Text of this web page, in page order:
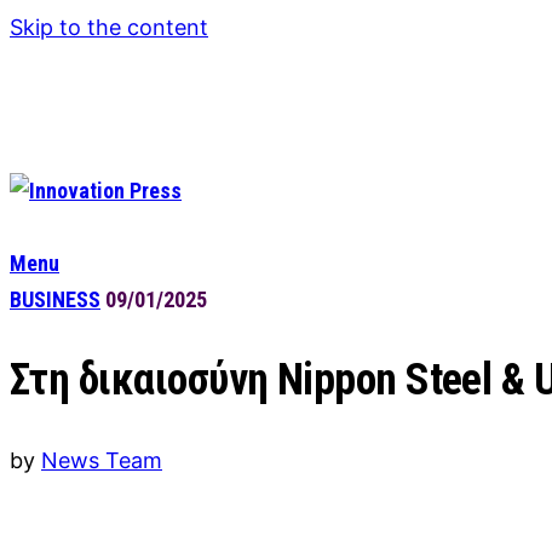
Skip to the content
Menu
BUSINESS 09/01/2025
Στη δικαιοσύνη Nippon Steel
by News Team